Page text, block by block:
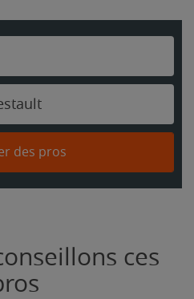
des pros
ces